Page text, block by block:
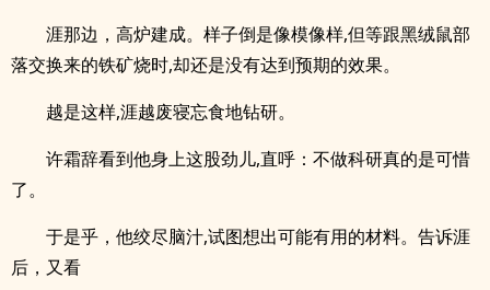
涯那边，高炉建成。样子倒是像模像样,但等跟黑绒鼠部
落交换来的铁矿烧时,却还是没有达到预期的效果。
越是这样,涯越废寝忘食地钻研。
许霜辞看到他身上这股劲儿,直呼：不做科研真的是可惜
了。
于是乎，他绞尽脑汁,试图想出可能有用的材料。告诉涯
后，又看